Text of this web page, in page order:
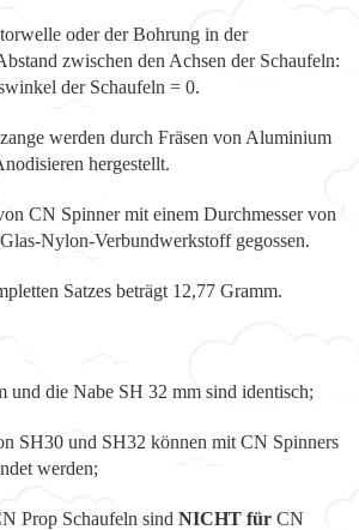
oder der Bohrung in der
zwischen den Achsen der Schaufeln:
der Schaufeln = 0.
werden durch Fräsen von Aluminium
hergestellt.
CN Spinner mit einem Durchmesser von
Nylon-Verbundwerkstoff gegossen.
Satzes beträgt 12,77 Gramm.
und die Nabe SH 32 mm sind identisch;
SH30 und SH32 können mit CN Spinners
werden;
Prop Schaufeln sind NICHT für CN